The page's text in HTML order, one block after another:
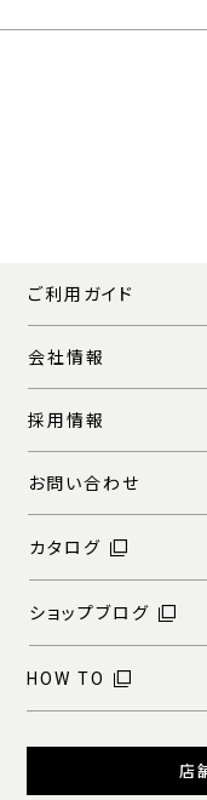
ご利用ガイド
会社情報
採用情報
お問い合わせ
カタログ
ショップブログ
HOW TO
店